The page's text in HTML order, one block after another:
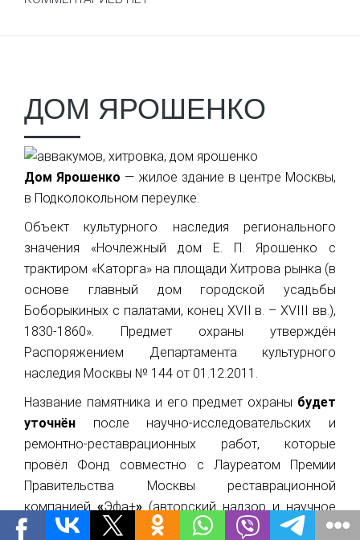
ДОМ ЯРОШЕНКО
Дом Ярошенко — жилое здание в центре Москвы,
в Подколокольном переулке.
Объект культурного наследия регионального
значения «Ночлежный дом Е. П. Ярошенко с
трактиром «Каторга» на площади Хитрова рынка (в
основе главный дом городской усадьбы
Боборыкиных с палатами, конец XVII в. – XVIII вв.),
1830-1860». Предмет охраны утверждён
Распоряжением Департамента культурного
наследия Москвы № 144 от 01.12.2011.
Название памятника и его предмет охраны будет
уточнён после научно-исследовательских и
ремонтно-реставрационных работ, которые
провёл Фонд совместно с Лауреатом Премии
Правительства Москвы реставрационной
компанией «Эфа+» (авторский надзор и научное
руководство — архитектор-реставратор В. С.